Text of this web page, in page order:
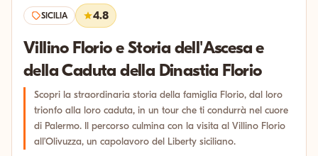
SICILIA 4.8
Villino Florio e Storia dell'Ascesa e
della Caduta della Dinastia Florio
Scopri la straordinaria storia della famiglia Florio, dal loro
trionfo alla loro caduta, in un tour che ti condurrà nel cuore
di Palermo. Il percorso culmina con la visita al Villino Florio
all’Olivuzza, un capolavoro del Liberty siciliano.